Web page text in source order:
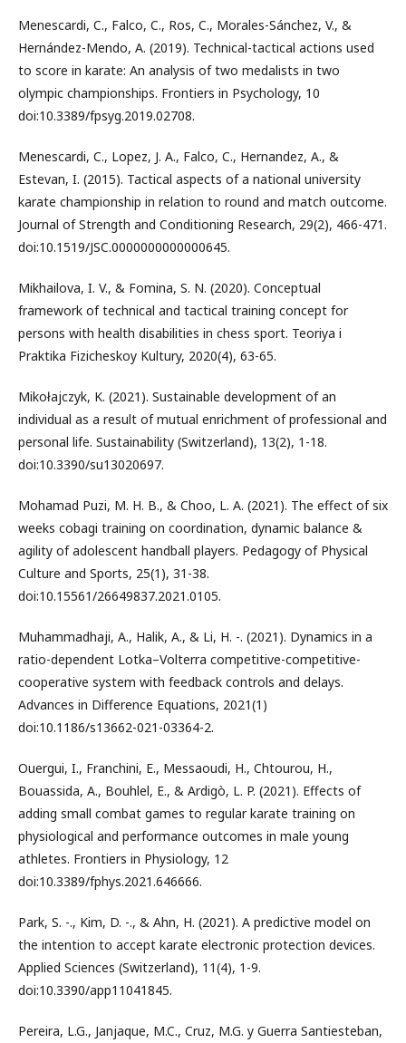
Menescardi, C., Falco, C., Ros, C., Morales-Sánchez, V., &
Hernández-Mendo, A. (2019). Technical-tactical actions used
to score in karate: An analysis of two medalists in two
olympic championships. Frontiers in Psychology, 10
doi:10.3389/fpsyg.2019.02708.
Menescardi, C., Lopez, J. A., Falco, C., Hernandez, A., &
Estevan, I. (2015). Tactical aspects of a national university
karate championship in relation to round and match outcome.
Journal of Strength and Conditioning Research, 29(2), 466-471.
doi:10.1519/JSC.0000000000000645.
Mikhailova, I. V., & Fomina, S. N. (2020). Conceptual
framework of technical and tactical training concept for
persons with health disabilities in chess sport. Teoriya i
Praktika Fizicheskoy Kultury, 2020(4), 63-65.
Mikołajczyk, K. (2021). Sustainable development of an
individual as a result of mutual enrichment of professional and
personal life. Sustainability (Switzerland), 13(2), 1-18.
doi:10.3390/su13020697.
Mohamad Puzi, M. H. B., & Choo, L. A. (2021). The effect of six
weeks cobagi training on coordination, dynamic balance &
agility of adolescent handball players. Pedagogy of Physical
Culture and Sports, 25(1), 31-38.
doi:10.15561/26649837.2021.0105.
Muhammadhaji, A., Halik, A., & Li, H. -. (2021). Dynamics in a
ratio-dependent Lotka–Volterra competitive-competitive-
cooperative system with feedback controls and delays.
Advances in Difference Equations, 2021(1)
doi:10.1186/s13662-021-03364-2.
Ouergui, I., Franchini, E., Messaoudi, H., Chtourou, H.,
Bouassida, A., Bouhlel, E., & Ardigò, L. P. (2021). Effects of
adding small combat games to regular karate training on
physiological and performance outcomes in male young
athletes. Frontiers in Physiology, 12
doi:10.3389/fphys.2021.646666.
Park, S. -., Kim, D. -., & Ahn, H. (2021). A predictive model on
the intention to accept karate electronic protection devices.
Applied Sciences (Switzerland), 11(4), 1-9.
doi:10.3390/app11041845.
Pereira, L.G., Janjaque, M.C., Cruz, M.G. y Guerra Santiesteban,